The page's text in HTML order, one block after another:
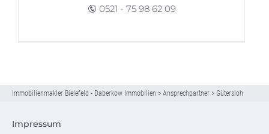
0521 - 75 98 62 09
Immobilienmakler Bielefeld - Daberkow Immobilien > Ansprechpartner > Gütersloh
Impressum